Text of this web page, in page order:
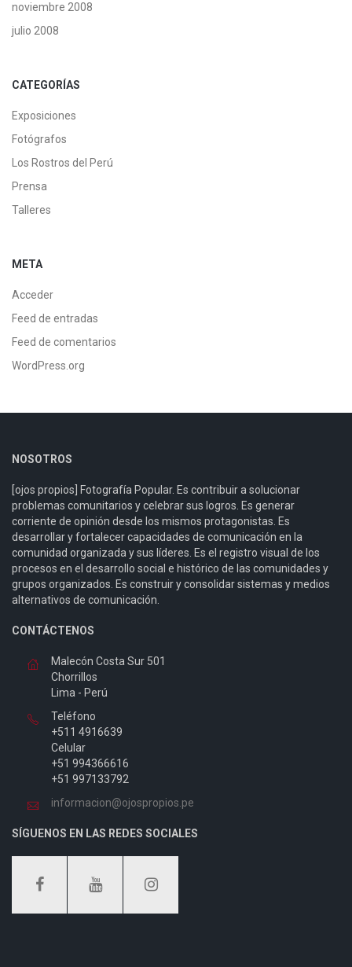
noviembre 2008
julio 2008
CATEGORÍAS
Exposiciones
Fotógrafos
Los Rostros del Perú
Prensa
Talleres
META
Acceder
Feed de entradas
Feed de comentarios
WordPress.org
NOSOTROS
[ojos propios] Fotografía Popular. Es contribuir a solucionar
problemas comunitarios y celebrar sus logros. Es generar
corriente de opinión desde los mismos protagonistas. Es
desarrollar y fortalecer capacidades de comunicación en la
comunidad organizada y sus líderes. Es el registro visual de los
procesos en el desarrollo social e histórico de las comunidades y
grupos organizados. Es construir y consolidar sistemas y medios
alternativos de comunicación.
CONTÁCTENOS
Malecón Costa Sur 501
Chorrillos
Lima - Perú
Teléfono
+511 4916639
Celular
+51 994366616
+51 997133792
informacion@ojospropios.pe
SÍGUENOS EN LAS REDES SOCIALES